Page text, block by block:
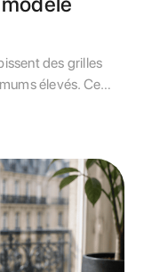
des grilles
élevés. Ce